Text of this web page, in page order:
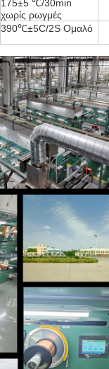
175±5 ℃/30min
χωρίς ρωγμές
390℃±5C/2S Ομαλό